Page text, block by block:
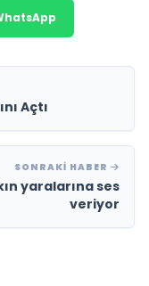
Açtı
SONRAKI HABER
yaralarına ses
veriyor